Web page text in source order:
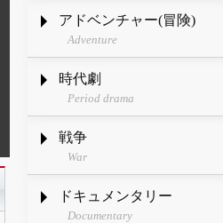
アドベンチャー(冒険)
Adventure
時代劇
Period drama
戦争
War
ドキュメンタリー
Documentary